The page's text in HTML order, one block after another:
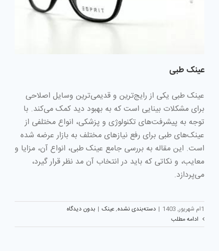
عینک طبی
عینک طبی یکی از رایج‌ترین و قدیمی‌ترین وسایل اصلاحی
برای مشکلات بینایی است که به بهبود دید کمک می‌کند. با
توجه به پیشرفت‌های تکنولوژی و پزشکی، انواع مختلفی از
عینک‌های طبی برای رفع نیازهای مختلف به بازار عرضه شده
است. این مقاله به بررسی جامع عینک طبی، انواع آن، مزایا و
معایب، و نکاتی که باید در انتخاب آن مد نظر قرار گیرد،
می‌پردازد.
1ام شهریور, 1403 | دسته‌بندی نشده,عینک | بدون دیدگاه
ادامه مطلب